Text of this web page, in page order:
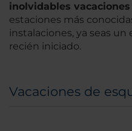
inolvidables
estaciones más
instalaciones, ya seas
recién iniciado.
Vacaciones de